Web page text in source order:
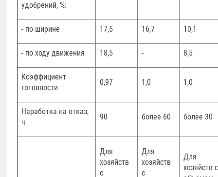
удобрений, %:
- по ширине 17,5 16,7 10,1
- по ходу движения 18,5 - 8,5
Коэффициент
готовности
0,97 1,0 1,0
Наработка на отказ,
ч
90 более 60 более 30
Для
хозяйств
с
Для
хозяйств
с
Для
хозяйств с